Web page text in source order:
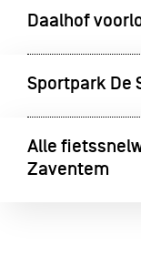
Daalhof
Sportpark De
Alle
Zaventem